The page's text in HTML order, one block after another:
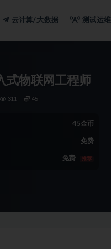
云计算/大数据 测试运维
式物联网工程师
311 45
45金币
免费
免费 推荐